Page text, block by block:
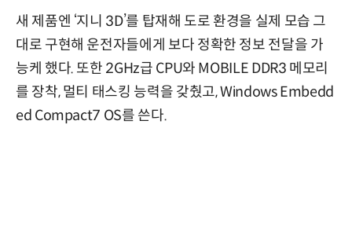
새 제품엔 ‘지니 3D’를 탑재해 도로 환경을 실제 모습 그
대로 구현해 운전자들에게 보다 정확한 정보 전달을 가
능케 했다. 또한 2GHz급 CPU와 MOBILE DDR3 메모리
를 장착, 멀티 태스킹 능력을 갖췄고, Windows Embedd
ed Compact7 OS를 쓴다.